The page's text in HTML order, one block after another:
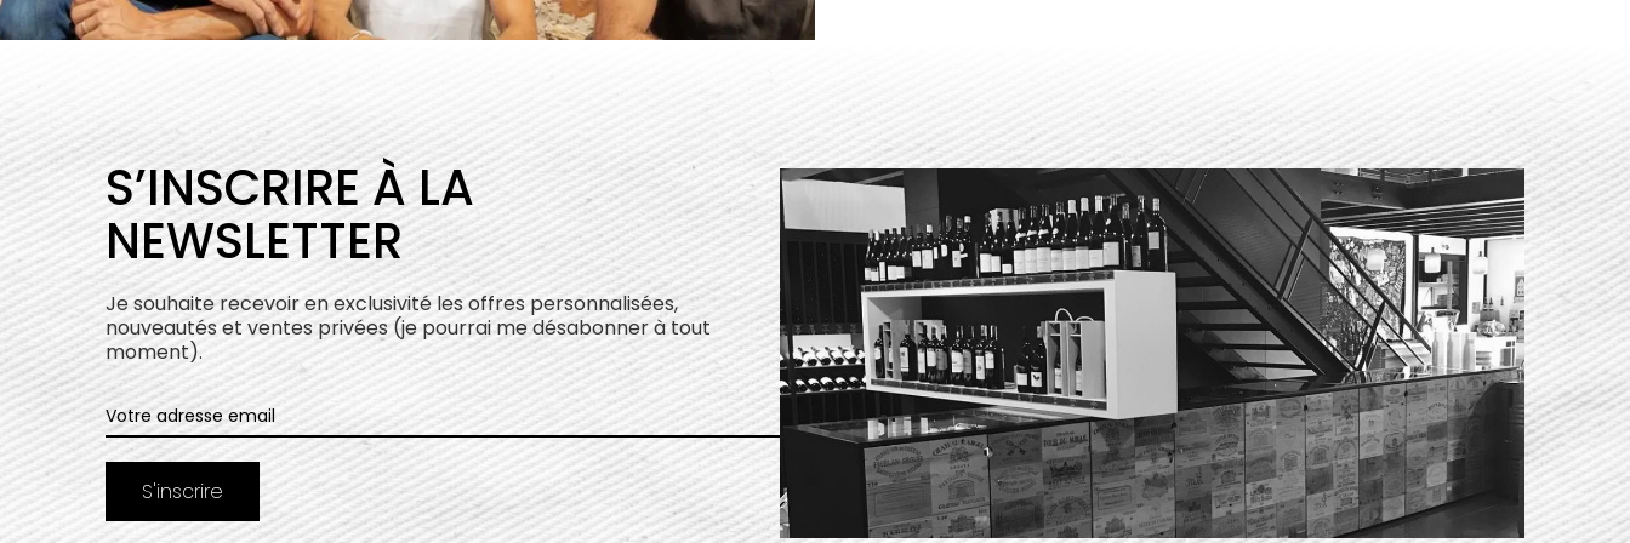
S’INSCRIRE À LA
NEWSLETTER
Je souhaite recevoir en exclusivité les offres personnalisées,
nouveautés et ventes privées (je pourrai me désabonner à tout
moment).